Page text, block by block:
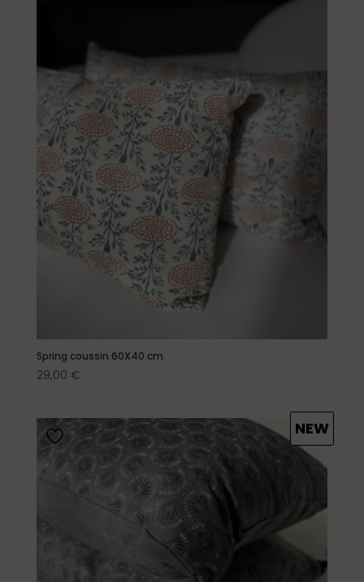
Spring coussin 60X40 cm
29,00 €
NEW